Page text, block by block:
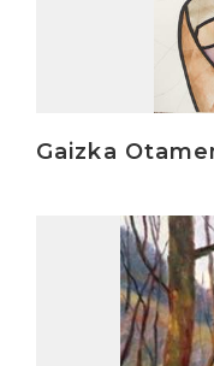
Gaizka